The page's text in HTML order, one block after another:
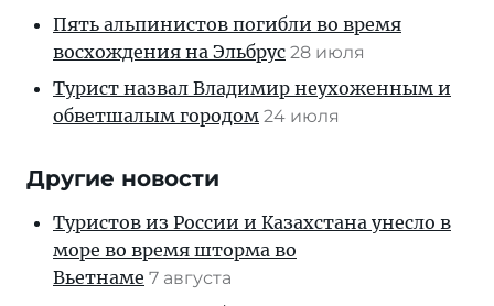
Пять альпинистов погибли во время
восхождения на Эльбрус 28 июля
Турист назвал Владимир неухоженным и
обветшалым городом 24 июля
Другие новости
Туристов из России и Казахстана унесло в
море во время шторма во
Вьетнаме 7 августа